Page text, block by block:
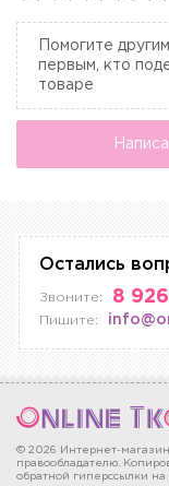
Помогите
первым, кто
товаре
Остались
Звоните: 8
Пишите:
© 2026 Интернет-
правообладателю.
обратной гиперссылки на